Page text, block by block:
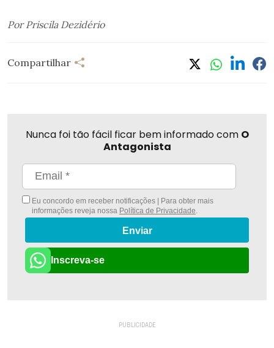
Por Priscila Dezidério
Compartilhar
Nunca foi tão fácil ficar bem informado com O
Antagonista
Eu concordo em receber notificações | Para obter mais
informações reveja nossa Política de Privacidade
Enviar
Inscreva-se